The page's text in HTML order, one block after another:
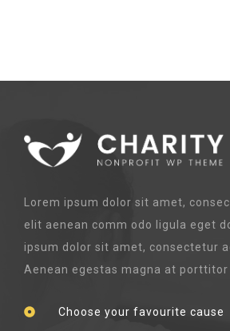
Lorem ipsum dolor sit amet,
elit aenean comm odo ligula eget
ipsum dolor sit amet, consectetur
Aenean egestas magna at porttitor
Choose your favourite cause